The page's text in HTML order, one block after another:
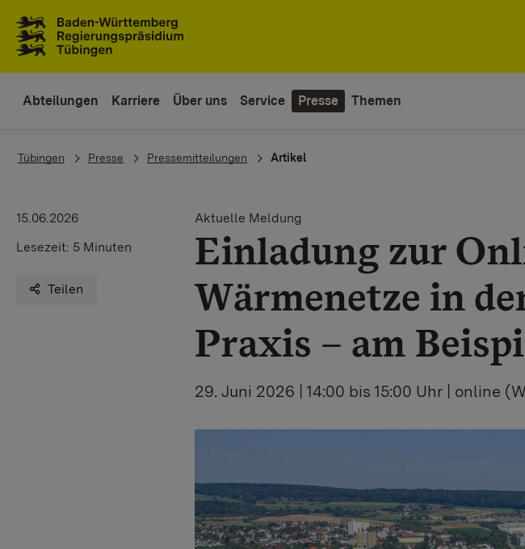
Abteilungen Karriere Über uns Service Presse Themen
You are here:
Tübingen Presse Pressemitteilungen Artikel
15.06.2026
Lesezeit: 5 Minuten
Teilen
Aktuelle Meldung
Einladung zur
Wärmenetze in
Praxis – am
29. Juni 2026 | 14:00 bis 15:00 Uhr | online